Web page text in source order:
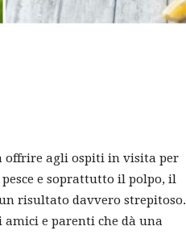
offrire agli ospiti in visita per
e soprattutto il polpo, il
risultato davvero strepitoso.
amici e parenti che dà una